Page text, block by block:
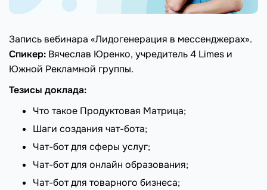
Запись вебинара «Лидогенерация в мессенджерах».
Спикер: Вячеслав Юренко, учредитель 4 Limes и
Южной Рекламной группы.
Тезисы доклада:
Что такое Продуктовая Матрица;
Шаги создания чат-бота;
Чат-бот для сферы услуг;
Чат-бот для онлайн образования;
Чат-бот для товарного бизнеса;